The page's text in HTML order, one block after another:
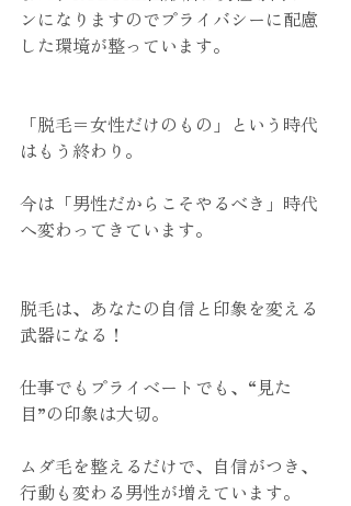
ンになりますのでプライバシーに配慮
した環境が整っています。
「脱毛＝女性だけのもの」という時代
はもう終わり。
今は「男性だからこそやるべき」時代
へ変わってきています。
脱毛は、あなたの自信と印象を変える
武器になる！
仕事でもプライベートでも、“見た
目”の印象は大切。
ムダ毛を整えるだけで、自信がつき、
行動も変わる男性が増えています。